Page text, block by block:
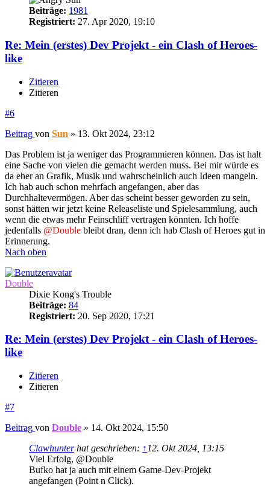
Beiträge: 1981
Registriert: 27. Apr 2020, 19:10
Re: Mein (erstes) Dev Projekt - ein Clash of Heroes-
like
Zitieren
Zitieren
#6
Beitrag von Sun » 13. Okt 2024, 23:12
Das Problem ist ja weniger das Programmieren können. Das ist halt
eine Sache von vielen die gemacht werden muss. Bei mir würde es
da eher an Grafik, Musik und wahrscheinlich auch Ideen mangeln.
Ich hab auch schon mehrfach angefangen, aber das
Durchhaltevermögen. Aber das scheint besser geworden zu sein,
sonst hätten wir jetzt keine Releaseliste und Spielesammlung, auch
wenn die etwas mehr Feinschliff vertragen könnten. Ich hoffe
jedenfalls @Double bleibt dran, denn ich hab Clash of Heroes gut in
Erinnerung.
Nach oben
Double
Dixie Kong's Trouble
Beiträge: 84
Registriert: 20. Sep 2020, 17:21
Re: Mein (erstes) Dev Projekt - ein Clash of Heroes-
like
Zitieren
Zitieren
#7
Beitrag von Double » 14. Okt 2024, 15:50
Clawhunterhat geschrieben: ↑ 12. Okt 2024, 13:15
Viel Erfolg, @Double
Bufko hat ja auch mit einem Game-Dev-Projekt
angefangen (Point n Click).